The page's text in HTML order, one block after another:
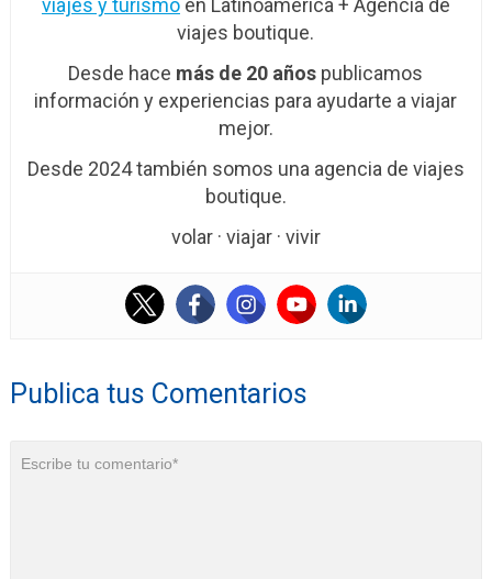
viajes boutique.
Desde hace más de 20 años publicamos
información y experiencias para ayudarte a viajar
mejor.
Desde 2024 también somos una agencia de viajes
boutique.
volar · viajar · vivir
Publica tus Comentarios